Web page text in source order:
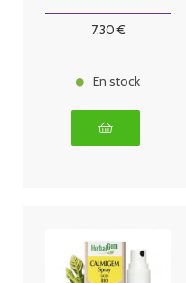
7.30€
En stock